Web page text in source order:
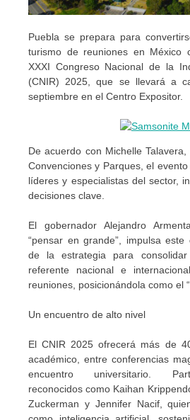
Puebla se prepara para
turismo de reuniones en México
XXXI Congreso Nacional de la
(CNIR) 2025, que se llevará a
septiembre en el Centro Expositor.
De acuerdo con Michelle
Convenciones y Parques, el
líderes y especialistas del sector,
decisiones clave.
El gobernador Alejandro
“pensar en grande”, impulsa
de la estrategia para
referente nacional e
reuniones, posicionándola como el
Un encuentro de alto nivel
El CNIR 2025 ofrecerá más de
académico, entre conferencias
encuentro universitario.
reconocidos como Kaihan
Zuckerman y Jennifer Nacif,